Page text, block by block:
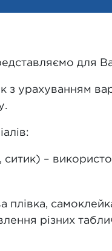
для
урахуванням
–
плівка,
різних